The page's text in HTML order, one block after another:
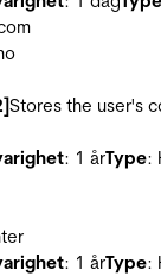
Stores the user's
: 1 årType:
: 1 årType: